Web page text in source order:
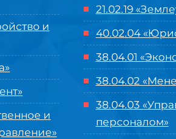
и
и
21.02.19
40.02.04
38.04.01
38.04.02
38.04.03
персоналом»